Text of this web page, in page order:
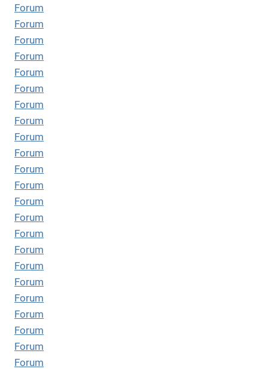
Forum
Forum
Forum
Forum
Forum
Forum
Forum
Forum
Forum
Forum
Forum
Forum
Forum
Forum
Forum
Forum
Forum
Forum
Forum
Forum
Forum
Forum
Forum